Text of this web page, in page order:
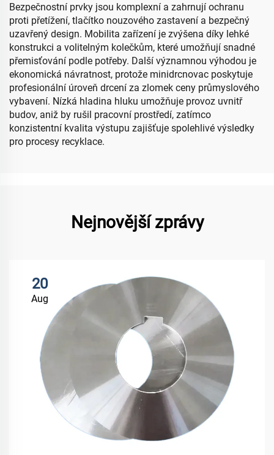
Bezpečnostní prvky jsou komplexní a zahrnují ochranu
proti přetížení, tlačítko nouzového zastavení a bezpečný
uzavřený design. Mobilita zařízení je zvýšena díky lehké
konstrukci a volitelným kolečkům, které umožňují snadné
přemisťování podle potřeby. Další významnou výhodou je
ekonomická návratnost, protože minidrcnovac poskytuje
profesionální úroveň drcení za zlomek ceny průmyslového
vybavení. Nízká hladina hluku umožňuje provoz uvnitř
budov, aniž by rušil pracovní prostředí, zatímco
konzistentní kvalita výstupu zajišťuje spolehlivé výsledky
pro procesy recyklace.
Nejnovější zprávy
20
Aug